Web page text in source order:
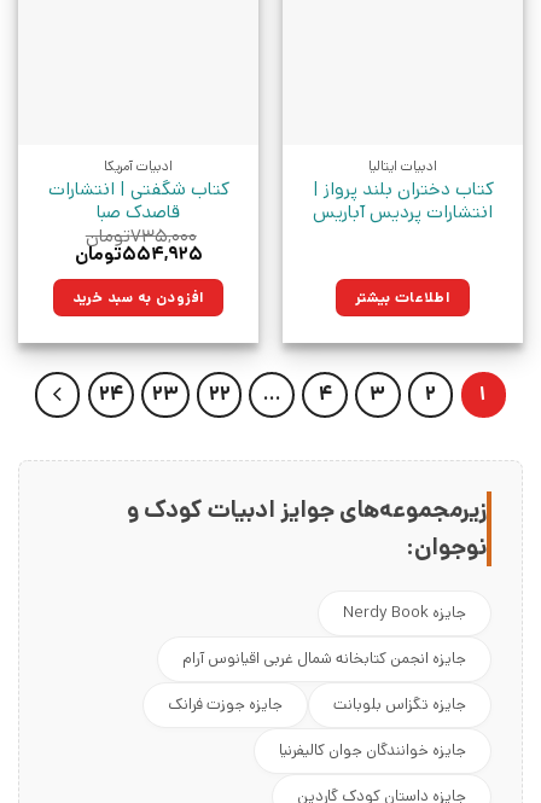
ادبیات ایتالیا
کتاب دختران بلند پرواز |
انتشارات پردیس آباریس
اطلاعات بیشتر
ادبیات آمریکا
کتاب شگفتی | انتشارات
قاصدک صبا
۷۳۵,۰۰۰تومان
قیمت
۷۳۵,۰۰۰تومان
بود.
۵۵۴,۹۲۵تومان
۵۵۴,۹۲۵تومان. افزودن به سبد خرید
1
2
3
4
…
22
23
24
زیرمجموعه‌های جوایز ادبیات کودک و
نوجوان:
جایزه Nerdy Book
جایزه انجمن کتابخانه شمال غربی اقیانوس آرام
جایزه تگزاس بلوبانت
جایزه جوزت فرانک
جایزه خوانندگان جوان کالیفرنیا
جایزه داستان کودک گاردین